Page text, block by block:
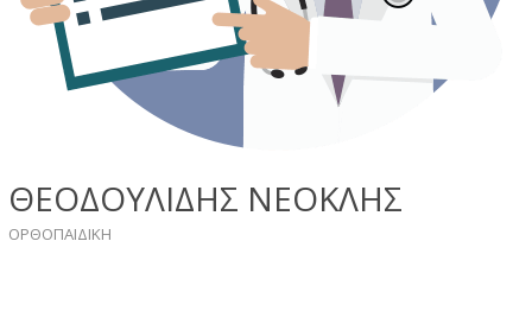
ΘΕΟΔΟΥΛΙΔΗΣ ΝΕΟΚΛΗΣ
ΟΡΘΟΠΑΙΔΙΚΗ